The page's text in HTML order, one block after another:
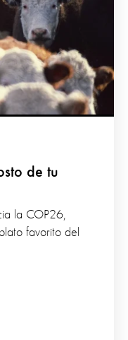
de tu
la COP26,
favorito del